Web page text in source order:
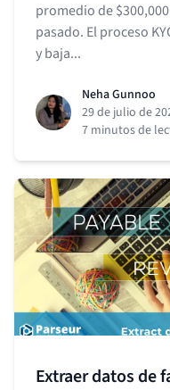
promedio de
pasado. El proceso
y baja...
Neha Gunnoo
29 de julio de
7 minutos de
Extraer datos de